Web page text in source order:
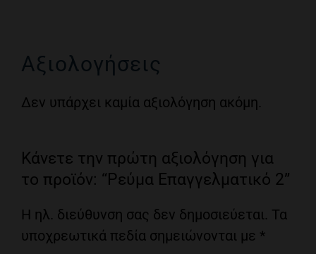
Αξιολογήσεις
Δεν υπάρχει καμία αξιολόγηση ακόμη.
Κάνετε την πρώτη αξιολόγηση για
το προϊόν: “Ρεύμα Επαγγελματικό 2”
Η ηλ. διεύθυνση σας δεν δημοσιεύεται. Τα
υποχρεωτικά πεδία σημειώνονται με *